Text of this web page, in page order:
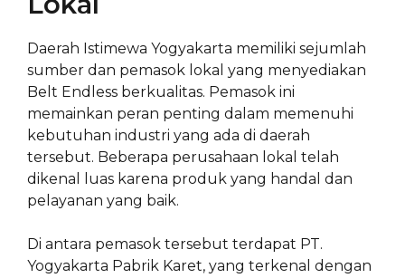
Daerah Istimewa Yogyakarta memiliki sejumlah
sumber dan pemasok lokal yang menyediakan
Belt Endless berkualitas. Pemasok ini
memainkan peran penting dalam memenuhi
kebutuhan industri yang ada di daerah
tersebut. Beberapa perusahaan lokal telah
dikenal luas karena produk yang handal dan
pelayanan yang baik.
Di antara pemasok tersebut terdapat PT.
Yogyakarta Pabrik Karet, yang terkenal dengan